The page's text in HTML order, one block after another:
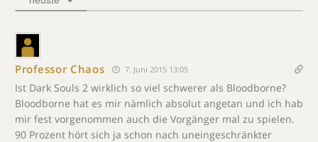
Professor Chaos 7. Juni 2015 13:05
Ist Dark Souls 2 wirklich so viel schwerer als Bloodborne?
Bloodborne hat es mir nämlich absolut angetan und ich hab
mir fest vorgenommen auch die Vorgänger mal zu spielen.
90 Prozent hört sich ja schon nach uneingeschränkter